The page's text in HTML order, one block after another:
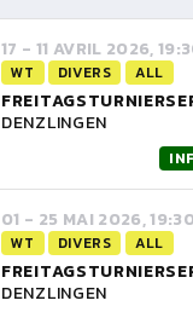
17 - 11 AVRIL 2026,
WT DIVERS ALL
DENZLINGEN
01 - 25 MAI 2026,
WT DIVERS ALL
DENZLINGEN